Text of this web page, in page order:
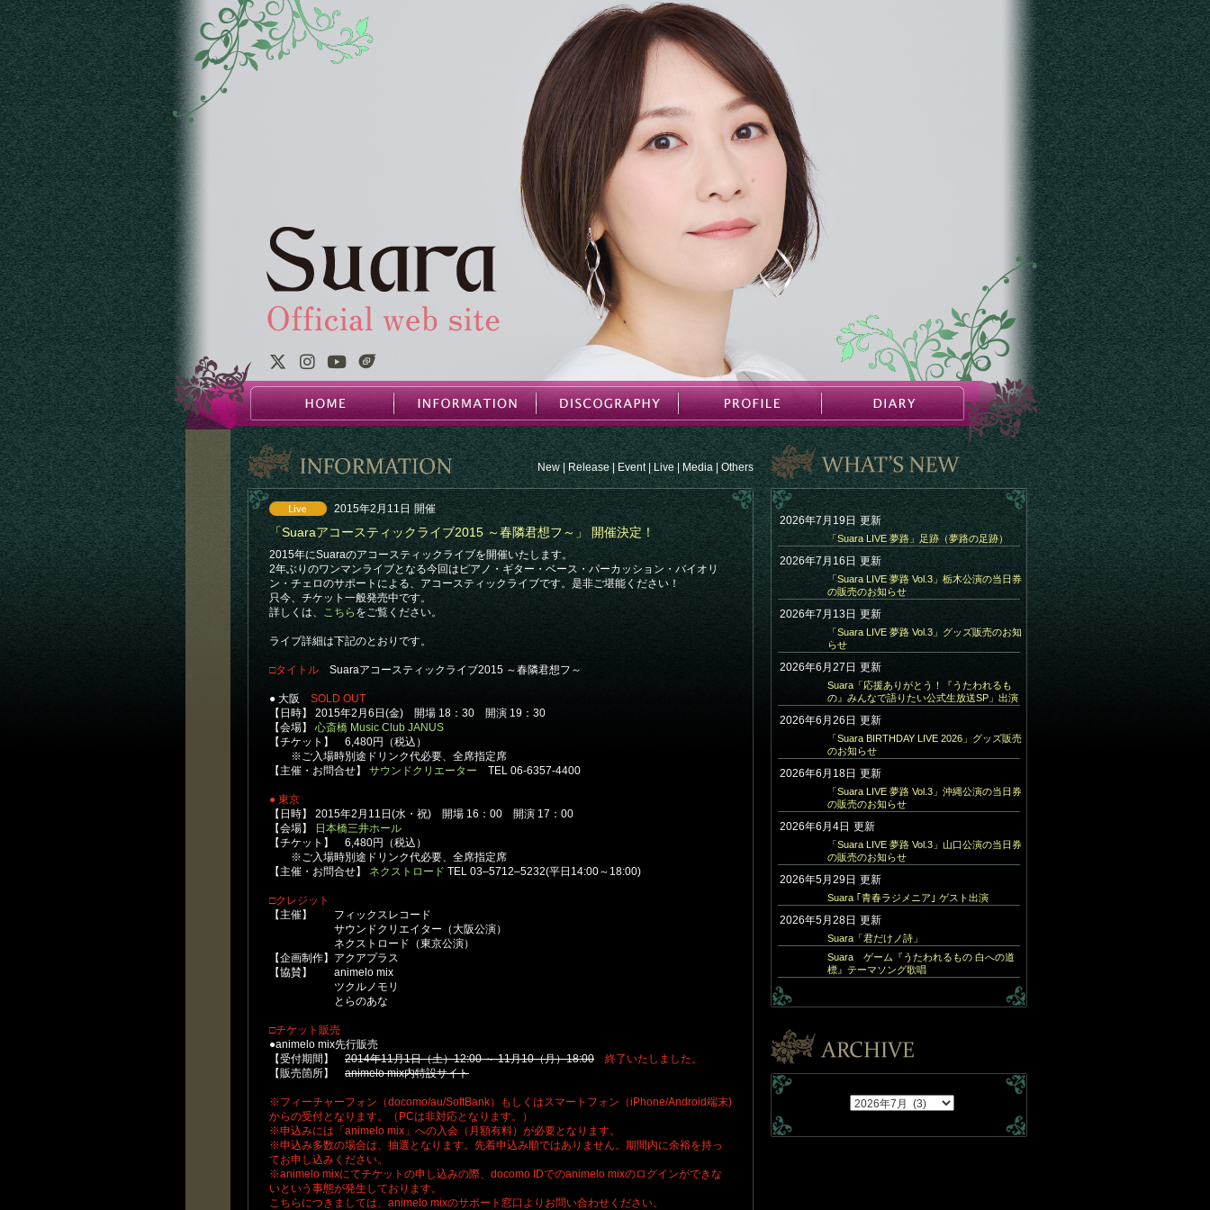
New | Release | Event Live | Media Others
2015年2月11日 開催
「Suaraアコースティックライブ2015 ～春隣君想フ～」 開催決定！
2015年にSuaraのアコースティックライブを開催いたします。
2年ぶりのワンマンライブとなる今回はピアノ・ギター・ベース・パーカッション・バイオリ
ン・チェロのサポートによる、アコースティックライブです。是非ご堪能ください！
只今、チケット一般発売中です。
詳しくは、 こちら をご覧ください。
ライブ詳細は下記のとおりです。
□タイトル Suaraアコースティックライブ2015 ～春隣君想フ～
● 大阪 SOLD OUT
【日時】 2015年2月6日(金) 開場 18：30 開演 19：30
【会場】 心斎橋 Music Club JANUS
【チケット】 6,480円（税込）
※ご入場時別途ドリンク代必要、全席指定席
【主催・お問合せ】 サウンドクリエーター TEL 06-6357-4400
● 東京
【日時】 2015年2月11日(水・祝) 開場 16：00 開演 17：00
【会場】
日本橋三井ホール
【チケット】 6,480円（税込）
※ご入場時別途ドリンク代必要、全席指定席
【主催・お問合せ】 ネクストロード TEL 03‒5712‒5232(平日14:00～18:00)
□クレジット
【主催】 フィックスレコード
サウンドクリエイター（大阪公演）
ネクストロード（東京公演）
【企画制作】アクアプラス
【協賛】 animelo mix
ツクルノモリ
とらのあな
□チケット販売
●animelo mix先行販売
【受付期間】 2014年11月1日（土）12:00 ～ 11月10（月）18:00
終了いたしました。
【販売箇所】 animelo mix内特設サイト
※フィーチャーフォン（docomo/au/SoftBank）もしくはスマートフォン（iPhone/Android端末)
からの受付となります。（PCは非対応となります。）
※申込みには「animelo mix」への入会（月額有料）が必要となります。
※申込み多数の場合は、抽選となります。先着申込み順ではありません。期間内に余裕を持っ
てお申し込みください。
※animelo mixにてチケットの申し込みの際、docomo IDでのanimelo mixのログインができな
いという事態が発生しております。
こちらにつきましては、animelo mixのサポート窓口よりお問い合わせください。
2026年7月19日 更新
「Suara LIVE 夢路」足跡（夢路の足跡）
2026年7月16日 更新
「Suara LIVE 夢路 Vol.3」栃木公演の当日券
の販売のお知らせ
2026年7月13日 更新
「Suara LIVE 夢路 Vol.3」グッズ販売のお知
らせ
2026年6月27日 更新
Suara「応援ありがとう！『うたわれるも
の』みんなで語りたい公式生放送SP」出演
2026年6月26日 更新
「Suara BIRTHDAY LIVE 2026」グッズ販売
のお知らせ
2026年6月18日 更新
「Suara LIVE 夢路 Vol.3」沖縄公演の当日券
の販売のお知らせ
2026年6月4日 更新
「Suara LIVE 夢路 Vol.3」山口公演の当日券
の販売のお知らせ
2026年5月29日 更新
Suara ｢青春ラジメニア｣ ゲスト出演
2026年5月28日 更新
Suara「君だけノ詩」
Suara ゲーム『うたわれるもの 白への道
標』テーマソング歌唱